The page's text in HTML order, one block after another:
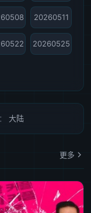
20260511
20260525
大陆
更多